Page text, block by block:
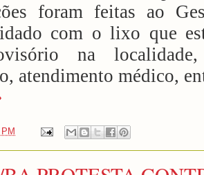
foram feitas ao
com o lixo que
na
atendimento médico,